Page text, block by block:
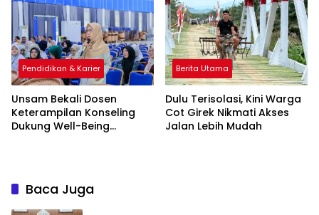
Pendidikan & Karier
Unsam Bekali Dosen
Keterampilan Konseling
Dukung Well-Being
Berita Utama
Dulu Terisolasi, Kini Warga
Cot Girek Nikmati Akses
Jalan Lebih Mudah
Baca Juga